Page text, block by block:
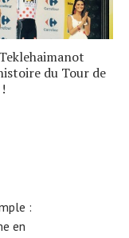
du Tour de
:
en